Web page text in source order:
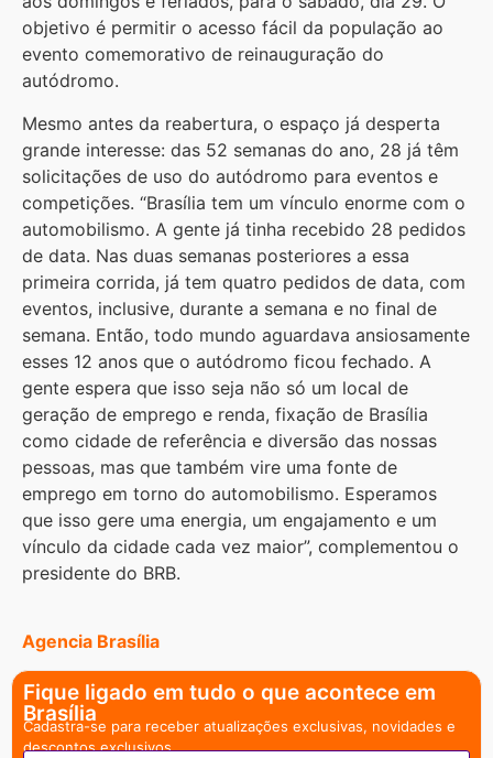
objetivo é permitir o acesso fácil da população ao
evento comemorativo de reinauguração do
autódromo.
Mesmo antes da reabertura, o espaço já desperta
grande interesse: das 52 semanas do ano, 28 já têm
solicitações de uso do autódromo para eventos e
competições. “Brasília tem um vínculo enorme com o
automobilismo. A gente já tinha recebido 28 pedidos
de data. Nas duas semanas posteriores a essa
primeira corrida, já tem quatro pedidos de data, com
eventos, inclusive, durante a semana e no final de
semana. Então, todo mundo aguardava ansiosamente
esses 12 anos que o autódromo ficou fechado. A
gente espera que isso seja não só um local de
geração de emprego e renda, fixação de Brasília
como cidade de referência e diversão das nossas
pessoas, mas que também vire uma fonte de
emprego em torno do automobilismo. Esperamos
que isso gere uma energia, um engajamento e um
vínculo da cidade cada vez maior”, complementou o
presidente do BRB.
Agencia Brasília
Fique ligado em tudo o que acontece em
Brasília
Cadastra-se para receber atualizações exclusivas, novidades e
descontos exclusivos.